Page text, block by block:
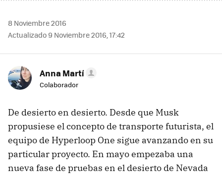
8 Noviembre 2016
Actualizado 9 Noviembre 2016, 17:42
Anna Martí
Colaborador
De desierto en desierto. Desde que Musk
propusiese el concepto de transporte futurista, el
equipo de Hyperloop One sigue avanzando en su
particular proyecto. En mayo empezaba una
nueva fase de pruebas en el desierto de Nevada